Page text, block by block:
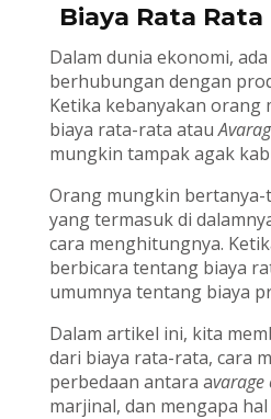
Biaya Rata
Dalam dunia ekonomi,
berhubungan dengan
Ketika kebanyakan orang
biaya rata-rata atau
mungkin tampak agak
Orang mungkin bertanya-
yang termasuk di
cara menghitungnya.
berbicara tentang biaya
umumnya tentang biaya
Dalam artikel ini, kita
dari biaya rata-rata, cara
perbedaan antara avarage
marjinal, dan mengapa